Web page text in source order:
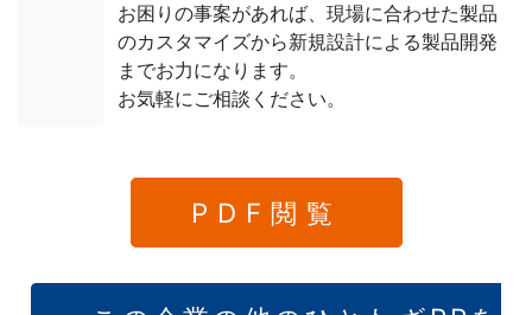
お困りの事案があれば、現場に合わせた製品
のカスタマイズから新規設計による製品開発
までお力になります。
お気軽にご相談ください。
PDF閲覧